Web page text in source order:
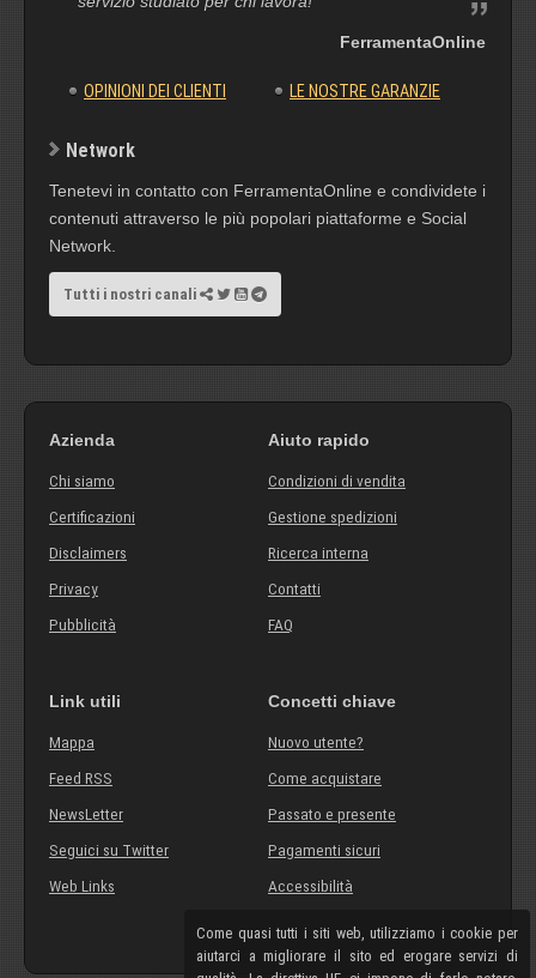
Come quasi tutti i siti web, utilizziamo i cookie per
aiutarci a migliorare il sito ed erogare servizi di
FerramentaOnline
OPINIONI DEI CLIENTI LE NOSTRE GARANZIE
Network
Tenetevi in contatto con FerramentaOnline e condividete i
contenuti attraverso le più popolari piattaforme e Social
Network.
Tutti i nostri canali
Azienda
Chi siamo
Certificazioni
Disclaimers
Privacy
Pubblicità
Aiuto rapido
Condizioni di vendita
Gestione spedizioni
Ricerca interna
Contatti
FAQ
Link utili
Mappa
Feed RSS
NewsLetter
Seguici su Twitter
Web Links
Concetti chiave
Nuovo utente?
Come acquistare
Passato e presente
Pagamenti sicuri
Accessibilità